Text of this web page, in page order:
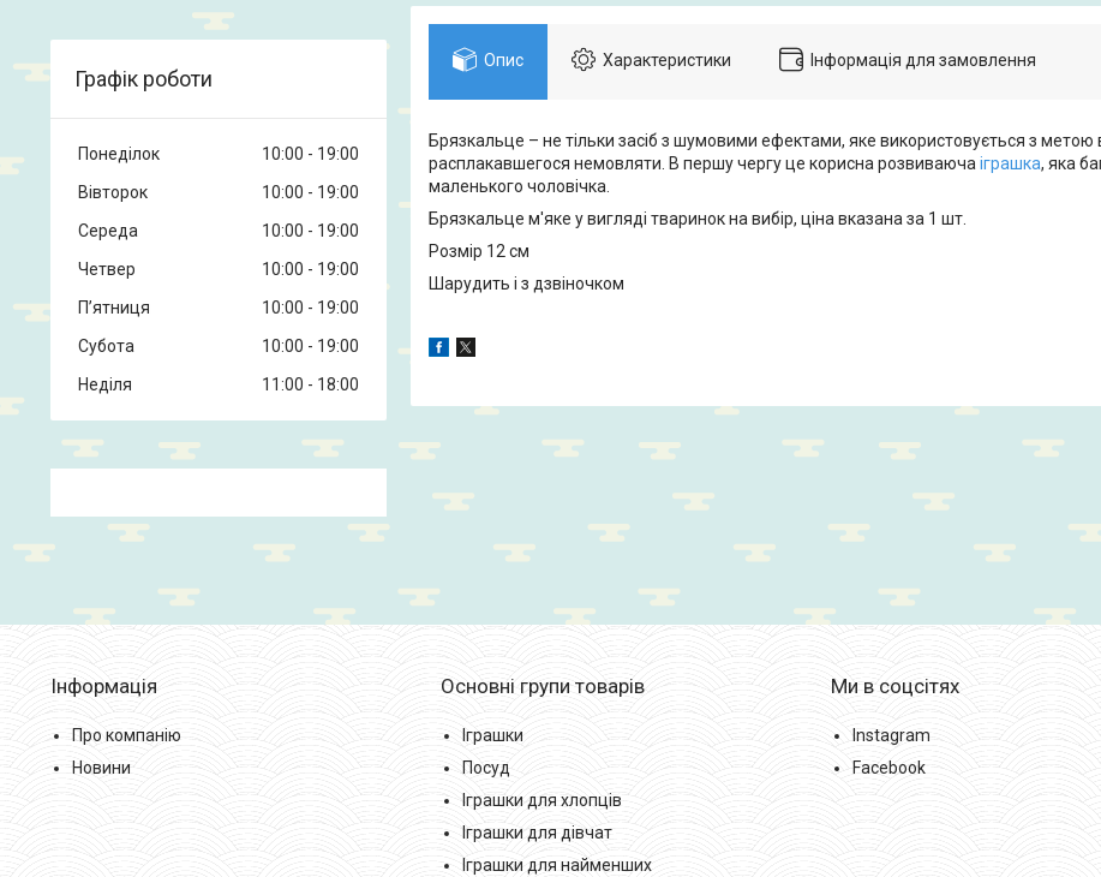
Опис Характеристики Інформація для замовлення
Брязкальце – не тільки засіб з шумовими ефектами, яке використовується з метою
расплакавшегося немовляти. В першу чергу це корисна розвиваюча іграшка, яка
маленького чоловічка.
Брязкальце м'яке у вигляді тваринок на вибір, ціна вказана за 1 шт.
Розмір 12 см
Шарудить і з дзвіночком
Графік роботи
Понеділок 10:00
19:00
Вівторок
10:00
19:00
Середа
10:00
19:00
Четвер
10:00
19:00
Пʼятниця
10:00
19:00
Субота
10:00
19:00
Неділя
11:00 18:00
Інформація
Про компанію
Новини
Основні групи товарів
Іграшки
Посуд
Іграшки для хлопців
Іграшки для дівчат
Іграшки для найменших
Ми в соцсітях
Instagram
Facebook